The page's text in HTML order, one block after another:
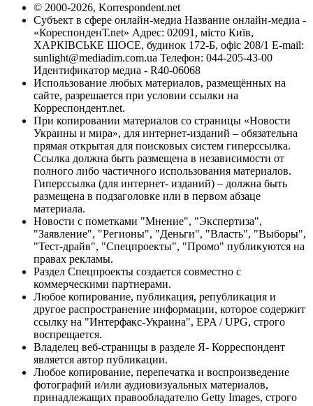
© 2000-2026, Korrespondent.net
Субъект в сфере онлайн-медиа Название онлайн-медиа -
«КореспонденТ.net» Адрес: 02091, місто Київ,
ХАРКІВСЬКЕ ШОСЕ, будинок 172-Б, офіс 208/1 E-mail:
sunlight@mediadim.com.ua Телефон: 044-205-43-00
Идентификатор медиа - R40-06068
Использование любых материалов, размещённых на
сайте, разрешается при условии ссылки на
Корреспондент.net.
При копировании материалов со страницы «Новости
Украины и мира», для интернет-изданий – обязательна
прямая открытая для поисковых систем гиперссылка.
Ссылка должна быть размещена в независимости от
полного либо частичного использования материалов.
Гиперссылка (для интернет- изданий) – должна быть
размещена в подзаголовке или в первом абзаце
материала.
Новости с пометками "Мнение", "Экспертиза",
"Заявление", "Регионы", "Деньги", "Власть", "Выборы",
"Тест-драйв", "Спецпроекты", "Промо" публикуются на
правах рекламы.
Раздел Спецпроекты создается совместно с
коммерческими партнерами.
Любое копирование, публикация, републикация и
другое распространение информации, которое содержит
ссылку на "Интерфакс-Украина", EPA / UPG, строго
воспрещается.
Владелец веб-страницы в разделе Я- Корреспондент
является автор публикации.
Любое копирование, перепечатка и воспроизведение
фотографий и/или аудиовизуальных материалов,
принадлежащих правообладателю Getty Images, строго